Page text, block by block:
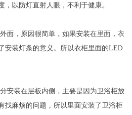
，以防灯直射人眼，不利于健康。
面，原因很简单，如果安装在里面，衣
安装灯条的意义。所以衣柜里面的LED
安装在层板内侧，主要是因为卫浴柜放
找麻烦的问题，所以里面安装了卫浴柜